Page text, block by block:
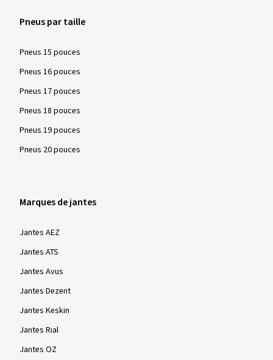
Pneus par taille
Pneus 15 pouces
Pneus 16 pouces
Pneus 17 pouces
Pneus 18 pouces
Pneus 19 pouces
Pneus 20 pouces
Marques de jantes
Jantes AEZ
Jantes ATS
Jantes Avus
Jantes Dezent
Jantes Keskin
Jantes Rial
Jantes OZ